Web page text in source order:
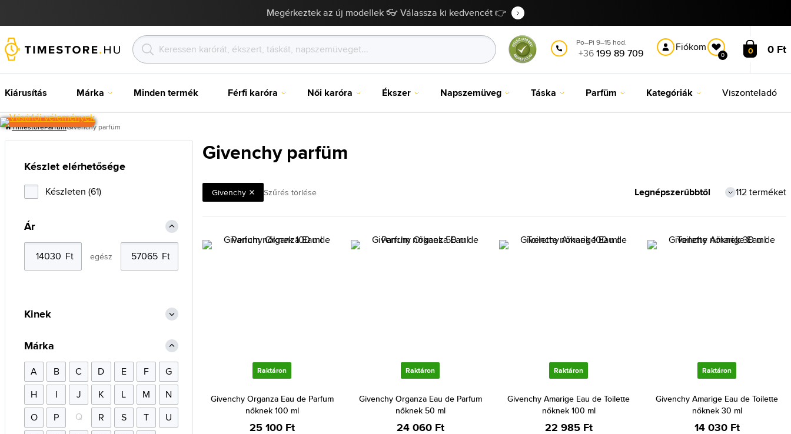
Megérkeztek az új modellek 👓 Válassza ki kedvencét 👉
Po–Pi 9–15 hod.
+36199 89 709 Fiókom
0 0 0 Ft
Kiárusítás Márka Minden termék Férfi karóra Női karóra Ékszer Napszemüveg Táska Parfüm Kategóriák Viszonteladó
TimestoreParfümGivenchy parfüm
Givenchy parfüm
Givenchy Szűrés törlése 112 terméket
Raktáron
Givenchy Organza Eau de Parfum
nőknek 100 ml
25 100 Ft
Raktáron
Givenchy Organza Eau de Parfum
nőknek 50 ml
24 060 Ft
Raktáron
Givenchy Amarige Eau de Toilette
nőknek 100 ml
22 985 Ft
Raktáron
Givenchy Amarige Eau de Toilette
nőknek 30 ml
14 030 Ft
Készlet elérhetősége
Készleten (61)
Ár
egész
Kinek
Márka
A B C D E F
G
H
I J K L M
N
O
P Q R S T
U